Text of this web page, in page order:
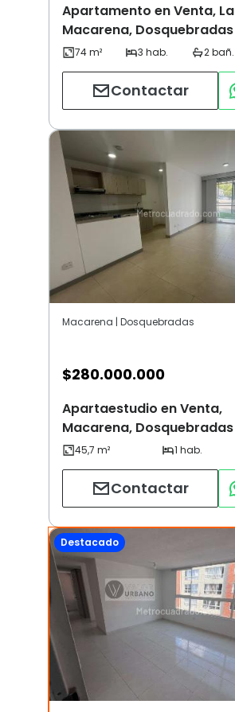
Apartamento en Venta, La
Macarena, Dosquebradas
Contactar
Macarena | Dosquebradas
$280.000.000
Apartaestudio en Venta,
Macarena, Dosquebradas
Contactar
Destacado